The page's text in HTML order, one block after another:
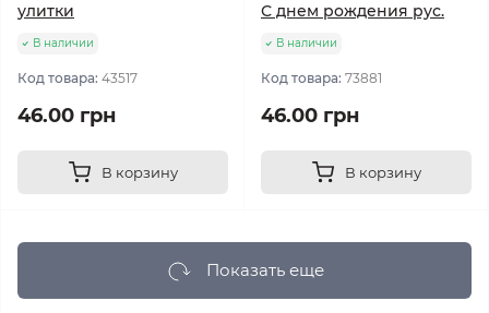
улитки
В наличии
Код товара: 43517
46.00 грн
В корзину
С днем рождения рус.
В наличии
Код товара: 73881
46.00 грн
В корзину
Показать еще